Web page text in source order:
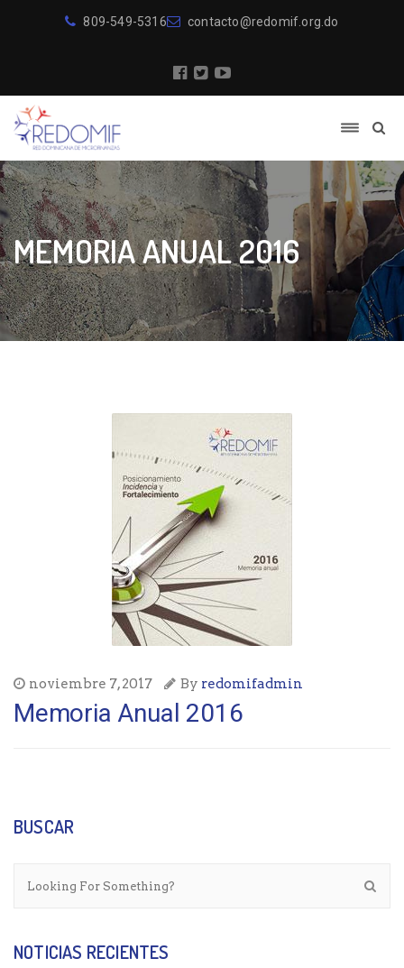
809-549-5316 contacto@redomif.org.do
MEMORIA ANUAL 2016
noviembre 7, 2017 By redomifadmin
Memoria Anual 2016
BUSCAR
NOTICIAS RECIENTES